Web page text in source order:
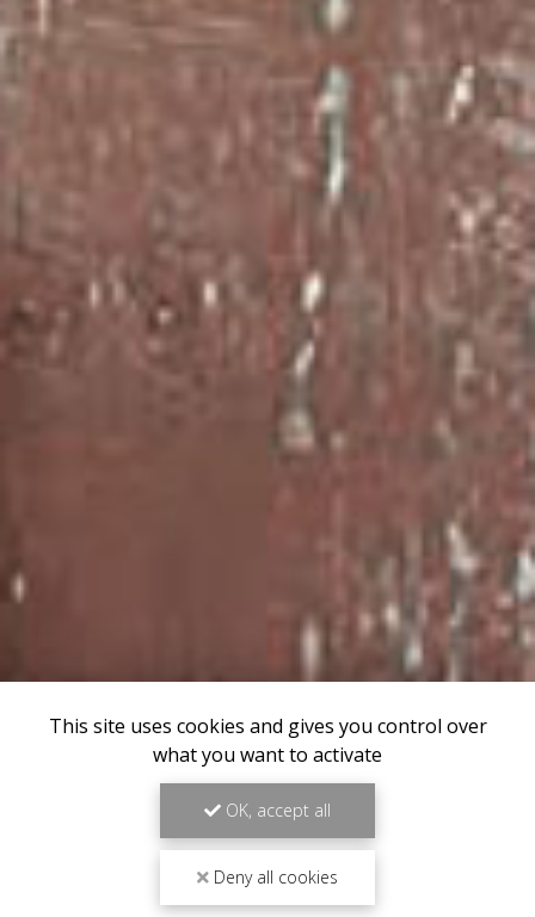
This site uses cookies and gives you control over
what you want to activate
OK, accept all
Deny all cookies